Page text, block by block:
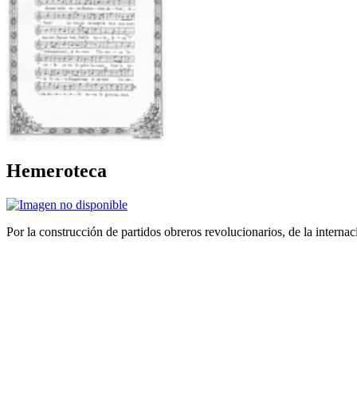
Hemeroteca
Por la construcción de partidos obreros revolucionarios, de la